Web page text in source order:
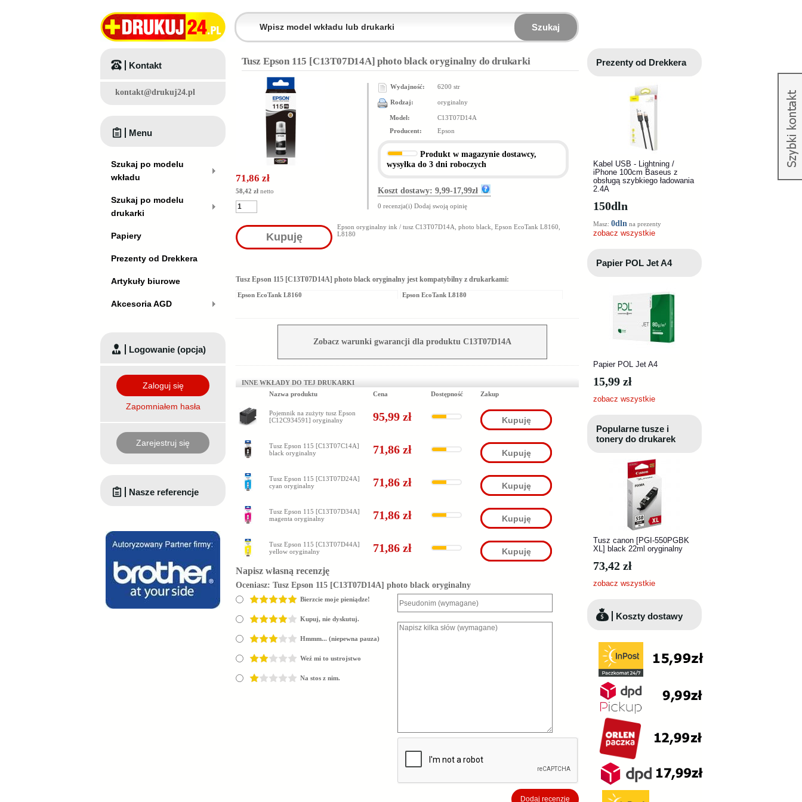
Szukaj
Tusz Epson 115 [C13T07D14A] photo black oryginalny do drukarki
71,86 zł
58,42 zł netto
Kupuję
Wydajność: 6200 str
Rodzaj: oryginalny
Model:
C13T07D14A
Producent:
Epson
Produkt w magazynie dostawcy,
wysyłka do 3 dni roboczych
Koszt dostawy: 9,99-17,99zł
0 recenzja(i) Dodaj swoją opinię
Epson oryginalny ink / tusz C13T07D14A, photo black, Epson EcoTank L8160,
L8180
Tusz Epson 115 [C13T07D14A] photo black oryginalny jest kompatybilny z drukarkami:
Epson EcoTank L8160 Epson EcoTank L8180
Zobacz warunki gwarancji dla produktu C13T07D14A
INNE WKŁADY DO TEJ DRUKARKI
Nazwa produktu
Cena Dostępność Zakup
Pojemnik na zużyty tusz Epson
[C12C934591] oryginalny
95,99 zł Kupuję
Tusz Epson 115 [C13T07C14A]
black oryginalny
71,86 zł Kupuję
Tusz Epson 115 [C13T07D24A]
cyan oryginalny
71,86 zł Kupuję
Tusz Epson 115 [C13T07D34A]
magenta oryginalny
71,86 zł Kupuję
Tusz Epson 115 [C13T07D44A]
yellow oryginalny
71,86 zł Kupuję
Napisz własną recenzję
Oceniasz: Tusz Epson 115 [C13T07D14A] photo black oryginalny
Bierzcie moje pieniądze!
Kupuj, nie dyskutuj.
Hmmm... (niepewna pauza)
Weź mi to ustrojstwo
Na stos z nim.
Dodaj recenzję
Kontakt
kontakt@drukuj24.pl
Menu
Szukaj po modelu
wkładu
Szukaj po modelu
drukarki
Papiery
Prezenty od Drekkera
Artykuły biurowe
Akcesoria AGD
Logowanie (opcja)
Zaloguj się
Zapomniałem hasła
Zarejestruj się
Nasze referencje
Prezenty od Drekkera
Kabel USB - Lightning /
iPhone 100cm Baseus z
obsługą szybkiego ładowania
2.4A
150dln
Masz: 0dln na prezenty
zobacz wszystkie
Papier POL Jet A4
Papier POL Jet A4
15,99 zł
zobacz wszystkie
Popularne tusze i
tonery do drukarek
Tusz canon [PGI-550PGBK
XL] black 22ml oryginalny
73,42 zł
zobacz wszystkie
Koszty dostawy